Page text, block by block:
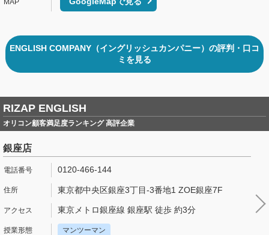
ENGLISH COMPANY（イングリッシュカンパニー）の評判・口コ
ミを見る
RIZAP ENGLISH
オリコン顧客満足度ランキング 高評企業
銀座店
0120-466-144
東京都中央区銀座3丁目-3番地1 ZOE銀座7F
東京メトロ銀座線 銀座駅 徒歩 約3分
マンツーマン